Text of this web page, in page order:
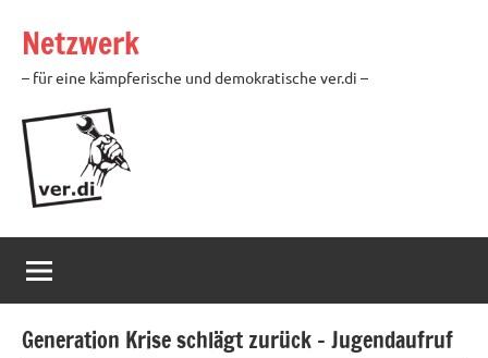
Inhalt
springen
Netzwerk
– für eine kämpferische und demokratische ver.di –
Generation Krise schlägt zurück – Jugendaufruf